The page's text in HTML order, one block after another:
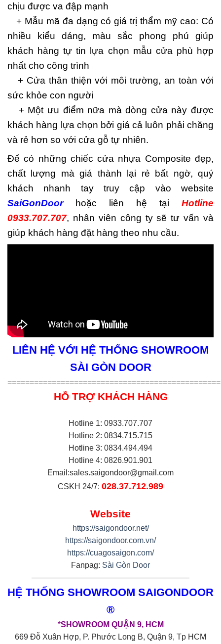
chịu được va đập mạnh
+ Mẫu mã đa dạng có giá trị thẩm mỹ cao: Có
nhiều kiểu dáng, màu sắc phong phú giúp
khách hàng tự tin lựa chọn mẫu cửa phù hợp
nhất cho công trình
+ Cửa thân thiện với môi trường, an toàn với
sức khỏe con người
+ Một ưu điểm nữa mà dòng cửa này được
khách hàng lựa chọn bởi giá cả luôn phải chăng
và rẻ hơn so với cửa gỗ tự nhiên.
Để có những chiếc cửa nhựa Composite đẹp,
chất lượng mà giá thành lại rẻ bất ngờ, quý
khách nhanh tay truy cập vào website
SaiGonDoorhoặc liên hệ tại Hotline
0933.707.707, nhân viên công ty sẽ tư vấn và
giúp khách hàng đặt hàng theo nhu cầu.
LIÊN HỆ VỚI HỆ THỐNG SHOWROOM
SÀI GÒN DOOR
================================================
HỖ TRỢ KHÁCH HÀNG
Hotline 1: 0933.707.707
Hotline 2: 0834.715.715
Hotline 3: 0834.494.494
Hotline 4: 0826.901.901
Email:sales.saigondoor@gmail.com
CSKH 24/7: 028.37.712.989
Website
https://saigondoor.net/
https://saigondoor.com.vn/
https://cuagosaigon.com/
Fanpag: Sài Gòn Door
————————————————————
HỆ THỐNG SHOWROOM SAIGONDOOR
®
*SHOWROOM QUẬN 9, HCM
669 Đỗ Xuân Hợp, P. Phước Long B, Quận 9, Tp HCM